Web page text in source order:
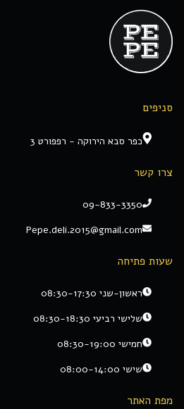
סניפים
כפר סבא הירוקה - רפפורט 3
צרו קשר
09-833-3350
Pepe.deli.2015@gmail.com
שעות פתיחה
ראשון-שני 08:30-17:30
שלישי רביעי 08:30-18:30
חמישי 08:30-19:00
שישי 08:00-14:00
מפת האתר